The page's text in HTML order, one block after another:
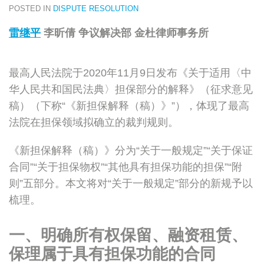
POSTED IN DISPUTE RESOLUTION
雷继平 李昕倩 争议解决部 金杜律师事务所
最高人民法院于2020年11月9日发布《关于适用〈中
华人民共和国民法典〉担保部分的解释》（征求意见
稿）（下称“《新担保解释（稿）》”），体现了最高
法院在担保领域拟确立的裁判规则。
《新担保解释（稿）》分为“关于一般规定”“关于保证
合同”“关于担保物权”“其他具有担保功能的担保”“附
则”五部分。本文将对“关于一般规定”部分的新规予以
梳理。
一、明确所有权保留、融资租赁、
保理属于具有担保功能的合同